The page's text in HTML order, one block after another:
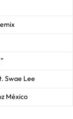
Swae Lee
México